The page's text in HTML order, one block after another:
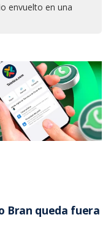
envuelto en una
Bran queda fuera